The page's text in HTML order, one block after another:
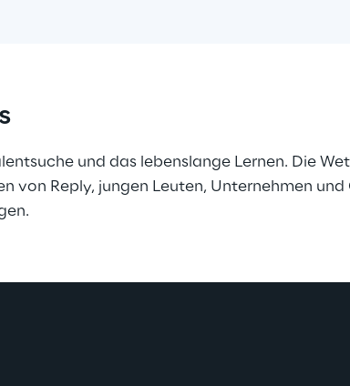
und das lebenslange Lernen. Die
von Reply, jungen Leuten, Unternehmen und